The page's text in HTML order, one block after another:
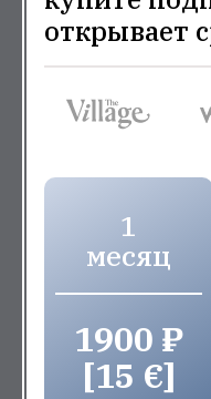
открывает
1
месяц
1900 ₽
[15 €]